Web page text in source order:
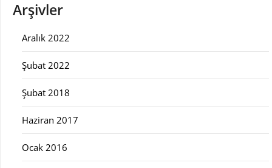
Arşivler
Aralık 2022
Şubat 2022
Şubat 2018
Haziran 2017
Ocak 2016